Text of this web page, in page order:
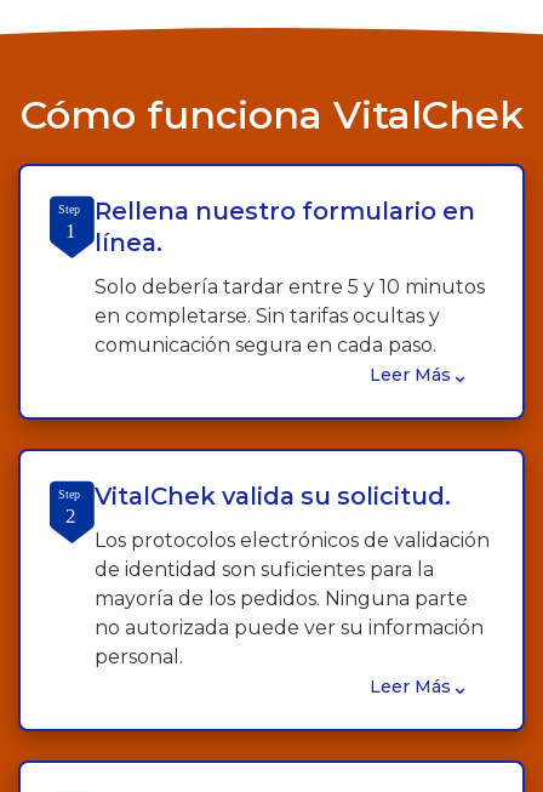
Cómo funciona VitalChek
Step
1
Rellena nuestro formulario en
línea.
Solo debería tardar entre 5 y 10 minutos
en completarse. Sin tarifas ocultas y
comunicación segura en cada paso.
Leer Más ⌄
Step
2
VitalChek valida su solicitud.
Los protocolos electrónicos de validación
de identidad son suficientes para la
mayoría de los pedidos. Ninguna parte
no autorizada puede ver su información
personal.
Leer Más ⌄